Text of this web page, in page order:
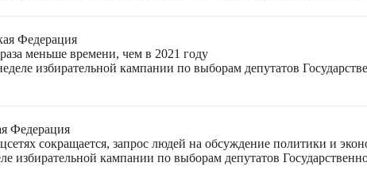
Федерация
меньше времени, чем в 2021 году
избирательной кампании по выборам депутатов
Федерация
сокращается, запрос людей на обсуждение политики и
избирательной кампании по выборам депутатов